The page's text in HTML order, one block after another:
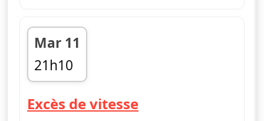
Mar 11
21h10
fin 21h30
Excès de vitesse— Excès de